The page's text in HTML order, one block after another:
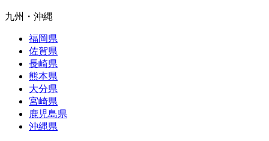
九州・沖縄
福岡県
佐賀県
長崎県
熊本県
大分県
宮崎県
鹿児島県
沖縄県